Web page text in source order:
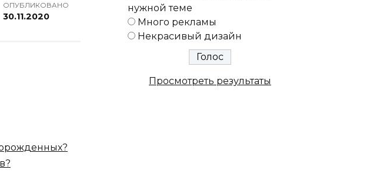
ОПУБЛИКОВАНО
30.11.2020
нужной теме
Много рекламы
Некрасивый дизайн
Просмотреть результаты